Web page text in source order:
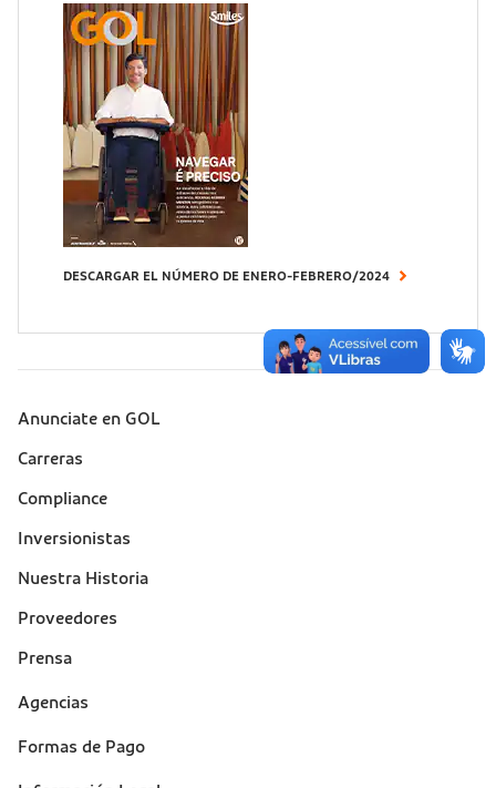
DESCARGAR EL NÚMERO DE ENERO-FEBRERO/2024
Sobre a Gol (footer)
Anunciate en GOL
Carreras
Compliance
Inversionistas
Nuestra Historia
Proveedores
Prensa
Suporte
Agencias
Formas de Pago